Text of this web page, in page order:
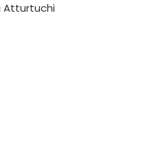
Atturtuchi